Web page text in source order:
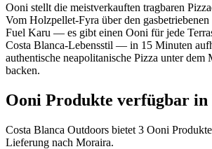
Ooni stellt die meistverkauften tragbaren
Vom Holzpellet-Fyra über den
Fuel Karu — es gibt einen Ooni für jede
Costa Blanca-Lebensstil — in 15 Minuten
authentische neapolitanische Pizza unter dem
backen.
Ooni Produkte verfügbar
Costa Blanca Outdoors bietet 3 Ooni
Lieferung nach Moraira.